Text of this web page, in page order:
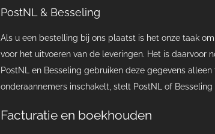
PostNL & Besseling
Als u een bestelling bij ons plaatst is het onze taak
voor het uitvoeren van de leveringen. Het is daarvoor
PostNL en Besseling gebruiken deze gegevens
onderaannemers inschakelt, stelt PostNL of
Facturatie en boekhouden